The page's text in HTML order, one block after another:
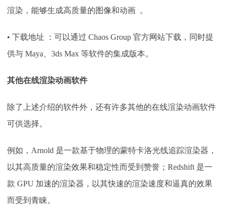
渲染，能够生成高质量的图像和动画 。
• 下载地址 ：可以通过 Chaos Group 官方网站下载，同时提
供与 Maya、3ds Max 等软件的集成版本。
其他在线渲染动画软件
除了上述介绍的软件外，还有许多其他的在线渲染动画软件
可供选择。
例如， Arnold 是一款基于物理的蒙特卡洛光线追踪渲染器，
以其高质量的渲染效果和稳定性而受到赞誉；Redshift 是一
款 GPU 加速的渲染器，以其快速的渲染速度和逼真的效果
而受到青睐。